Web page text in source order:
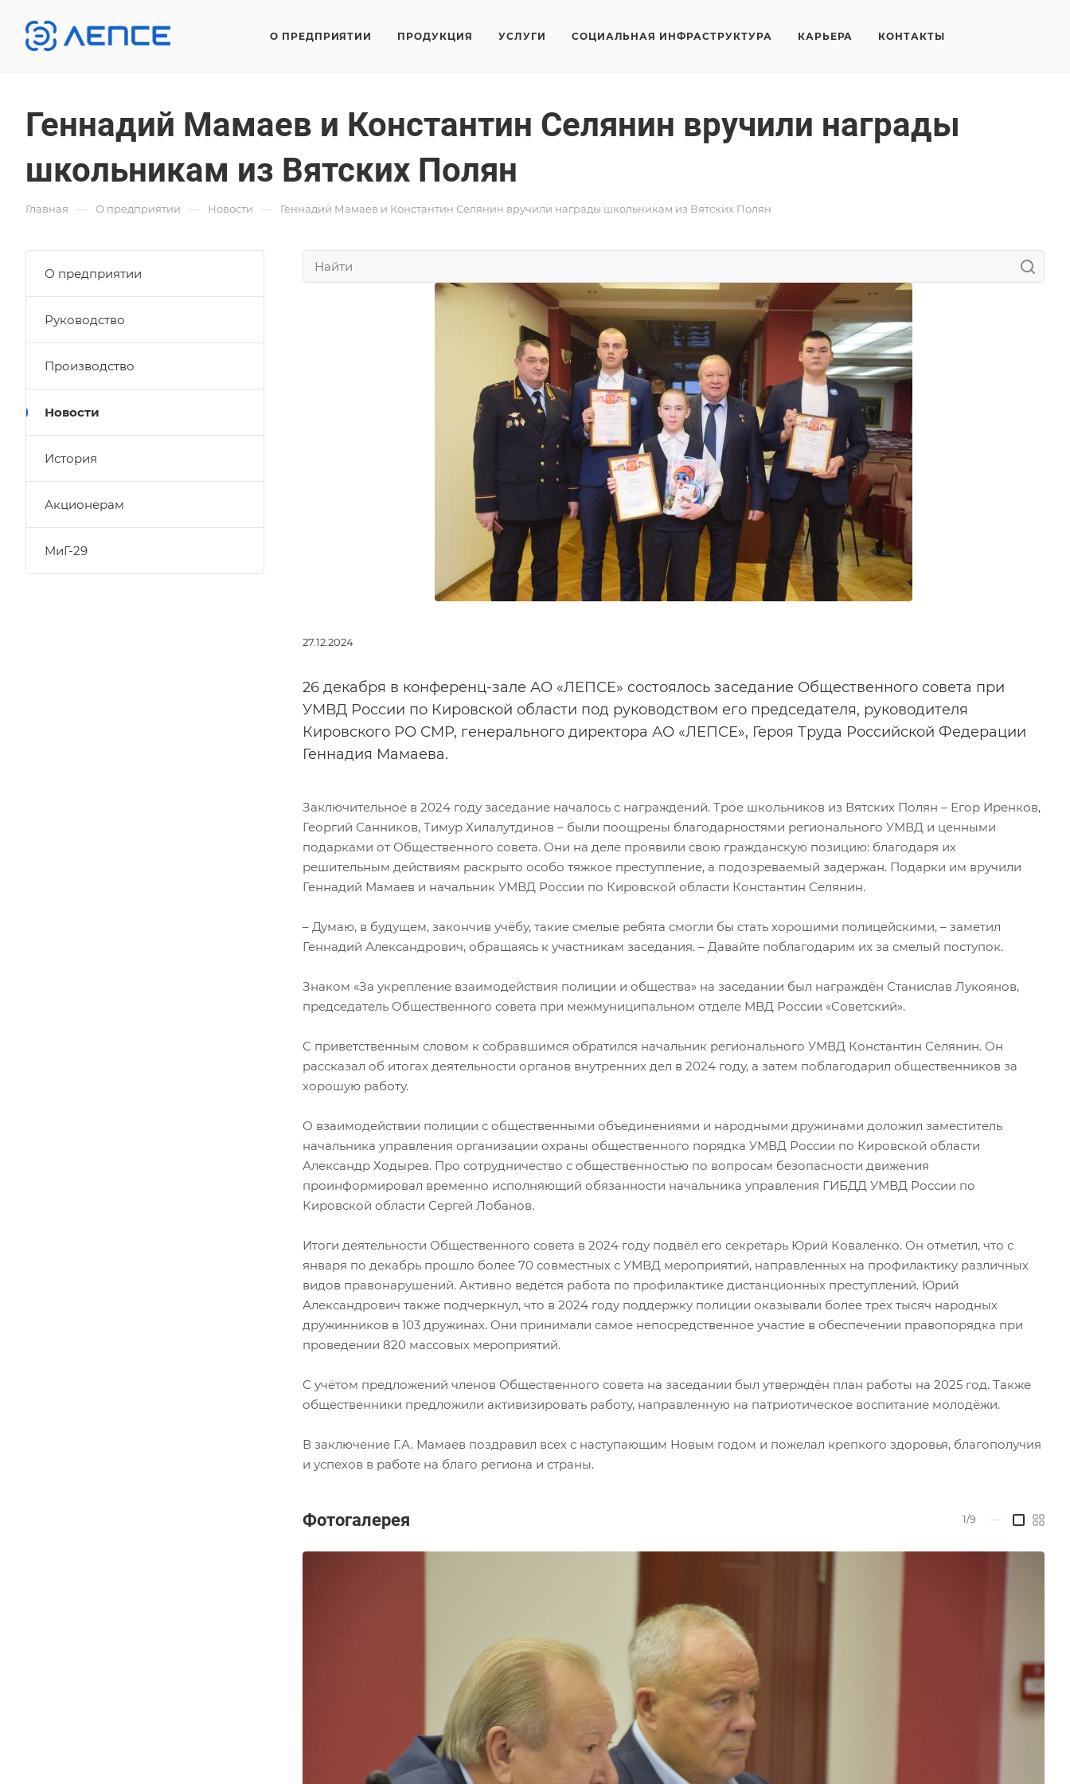
О ПРЕДПРИЯТИИ ПРОДУКЦИЯ УСЛУГИ СОЦИАЛЬНАЯ ИНФРАСТРУКТУРА КАРЬЕРА КОНТАКТЫ
Геннадий Мамаев и Константин Селянин вручили награды
школьникам из Вятских Полян
Главная — О предприятии — Новости — Геннадий Мамаев и Константин Селянин вручили награды школьникам из Вятских Полян
27.12.2024
26 декабря в конференц-зале АО «ЛЕПСЕ» состоялось заседание Общественного совета при
УМВД России по Кировской области под руководством его председателя, руководителя
Кировского РО СМР, генерального директора АО «ЛЕПСЕ», Героя Труда Российской Федерации
Геннадия Мамаева.
Заключительное в 2024 году заседание началось с награждений. Трое школьников из Вятских Полян – Егор Иренков,
Георгий Санников, Тимур Хилалутдинов – были поощрены благодарностями регионального УМВД и ценными
подарками от Общественного совета. Они на деле проявили свою гражданскую позицию: благодаря их
решительным действиям раскрыто особо тяжкое преступление, а подозреваемый задержан. Подарки им вручили
Геннадий Мамаев и начальник УМВД России по Кировской области Константин Селянин.
– Думаю, в будущем, закончив учёбу, такие смелые ребята смогли бы стать хорошими полицейскими, – заметил
Геннадий Александрович, обращаясь к участникам заседания. – Давайте поблагодарим их за смелый поступок.
Знаком «За укрепление взаимодействия полиции и общества» на заседании был награждён Станислав Лукоянов,
председатель Общественного совета при межмуниципальном отделе МВД России «Советский».
С приветственным словом к собравшимся обратился начальник регионального УМВД Константин Селянин. Он
рассказал об итогах деятельности органов внутренних дел в 2024 году, а затем поблагодарил общественников за
хорошую работу.
О взаимодействии полиции с общественными объединениями и народными дружинами доложил заместитель
начальника управления организации охраны общественного порядка УМВД России по Кировской области
Александр Ходырев. Про сотрудничество с общественностью по вопросам безопасности движения
проинформировал временно исполняющий обязанности начальника управления ГИБДД УМВД России по
Кировской области Сергей Лобанов.
Итоги деятельности Общественного совета в 2024 году подвёл его секретарь Юрий Коваленко. Он отметил, что с
января по декабрь прошло более 70 совместных с УМВД мероприятий, направленных на профилактику различных
видов правонарушений. Активно ведётся работа по профилактике дистанционных преступлений. Юрий
Александрович также подчеркнул, что в 2024 году поддержку полиции оказывали более трёх тысяч народных
дружинников в 103 дружинах. Они принимали самое непосредственное участие в обеспечении правопорядка при
проведении 820 массовых мероприятий.
С учётом предложений членов Общественного совета на заседании был утверждён план работы на 2025 год. Также
общественники предложили активизировать работу, направленную на патриотическое воспитание молодёжи.
В заключение Г.А. Мамаев поздравил всех с наступающим Новым годом и пожелал крепкого здоровья, благополучия
и успехов в работе на благо региона и страны.
Фотогалерея 1/9 —
О предприятии
Руководство
Производство
Новости
История
Акционерам
МиГ-29